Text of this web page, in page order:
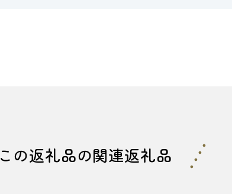
この返礼品の関連返礼品